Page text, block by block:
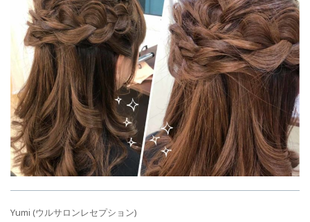
Yumi (ウルサロンレセプション)